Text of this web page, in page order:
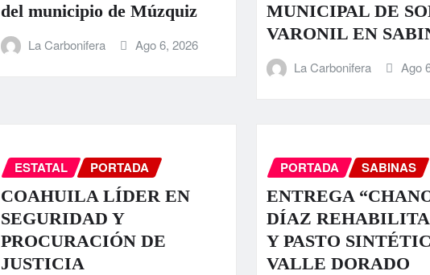
del municipio de Múzquiz
La Carbonifera Ago 6, 2026
MUNICIPAL DE
VARONIL EN
La Carbonifera Ago
ESTATAL PORTADA
COAHUILA LÍDER EN
SEGURIDAD Y
PROCURACIÓN DE
JUSTICIA
PORTADA SABINAS
ENTREGA
DÍAZ
Y PASTO
VALLE DORADO